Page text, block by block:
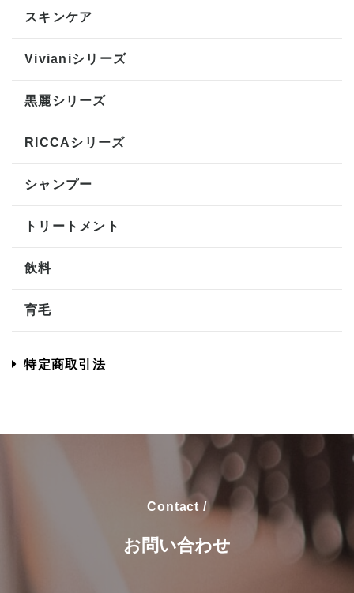
スキンケア
Vivianiシリーズ
黒麗シリーズ
RICCAシリーズ
シャンプー
トリートメント
飲料
育毛
特定商取引法
Contact /
お問い合わせ